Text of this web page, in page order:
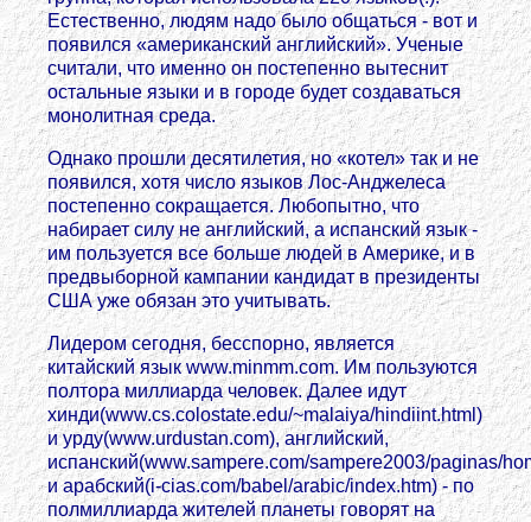
Естественно, людям надо было общаться - вот и
появился «американский английский». Ученые
считали, что именно он постепенно вытеснит
остальные языки и в городе будет создаваться
монолитная среда.
Однако прошли десятилетия, но «котел» так и не
появился, хотя число языков Лос-Анджелеса
постепенно сокращается. Любопытно, что
набирает силу не английский, а испанский язык -
им пользуется все больше людей в Америке, и в
предвыборной кампании кандидат в президенты
США уже обязан это учитывать.
Лидером сегодня, бесспорно, является
китайский язык www.minmm.com. Им пользуются
полтора миллиарда человек. Далее идут
хинди(www.cs.colostate.edu/~malaiya/hindiint.html)
и урду(www.urdustan.com), английский,
испанский(www.sampere.com/sampere2003/paginas/
и арабский(i-cias.com/babel/arabic/index.htm) - по
полмиллиарда жителей планеты говорят на